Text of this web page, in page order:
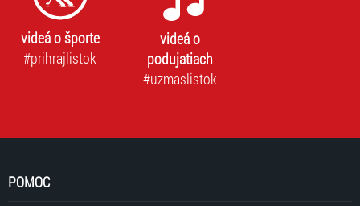
videá o športe
#prihrajlistok
videá o
podujatiach
#uzmaslistok
POMOC